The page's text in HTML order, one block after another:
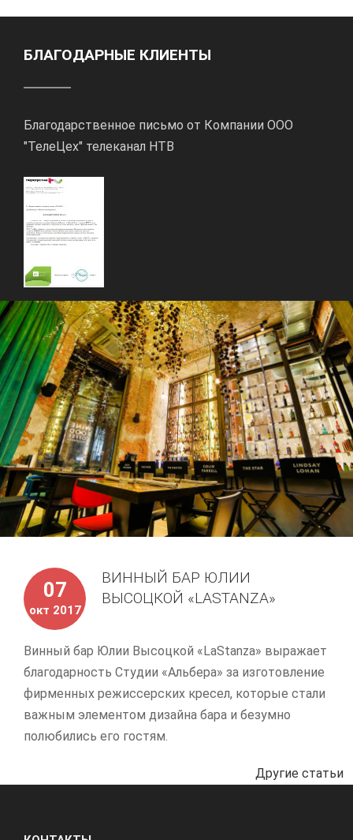
БЛАГОДАРНЫЕ КЛИЕНТЫ
Благодарственное письмо от Компании ООО
"ТелеЦех" телеканал НТВ
07
окт 2017
ВИННЫЙ БАР ЮЛИИ
ВЫСОЦКОЙ «LASTANZA»
Винный бар Юлии Высоцкой «LaStanza» выражает
благодарность Студии «Альбера» за изготовление
фирменных режиссерских кресел, которые стали
важным элементом дизайна бара и безумно
полюбились его гостям.
Другие статьи